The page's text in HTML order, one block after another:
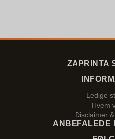
ZAPRINTA
Ledige
Hvem
Disclaimer
ANBEFALEDE